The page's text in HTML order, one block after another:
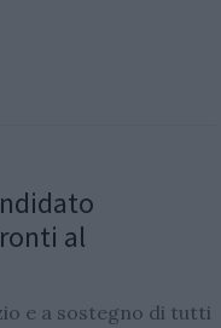
al
e a sostegno di tutti